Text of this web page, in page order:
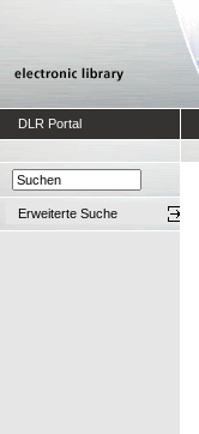
DLR Portal
Erweiterte Suche